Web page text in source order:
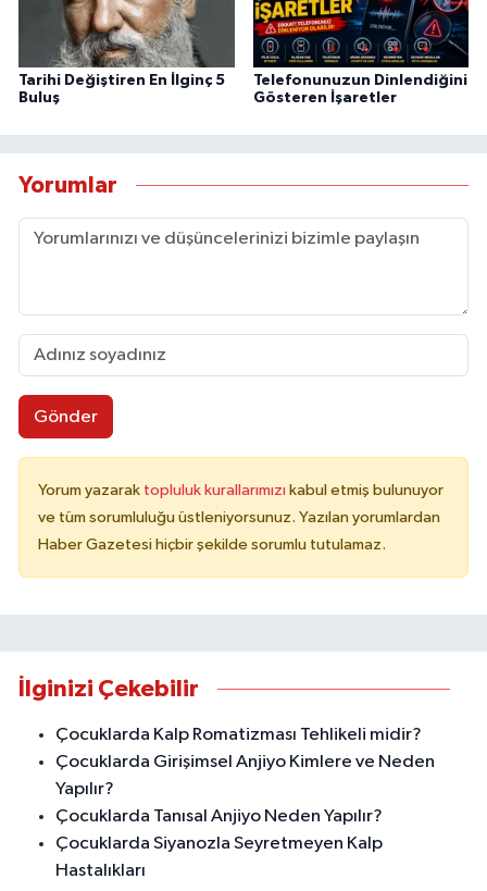
Tarihi Değiştiren En İlginç 5
Buluş
Telefonunuzun Dinlendiğini
Gösteren İşaretler
Yorumlar
Gönder
Yorum yazarak topluluk kurallarımızı kabul etmiş bulunuyor
ve tüm sorumluluğu üstleniyorsunuz. Yazılan yorumlardan
Haber Gazetesi hiçbir şekilde sorumlu tutulamaz.
İlginizi Çekebilir
Çocuklarda Kalp Romatizması Tehlikeli midir?
Çocuklarda Girişimsel Anjiyo Kimlere ve Neden
Yapılır?
Çocuklarda Tanısal Anjiyo Neden Yapılır?
Çocuklarda Siyanozla Seyretmeyen Kalp
Hastalıkları